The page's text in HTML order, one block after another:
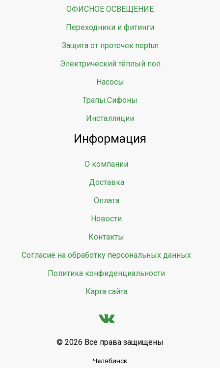
ОФИСНОЕ ОСВЕЩЕНИЕ
Переходники и фитинги
Защита от протечек neptun
Электрический тёплый пол
Насосы
Трапы.Сифоны
Инсталляции
Информация
О компании
Доставка
Оплата
Новости
Контакты
Согласие на обработку персональных данных
Политика конфиденциальности
Карта сайта
© 2026 Все права защищены
Челябинск